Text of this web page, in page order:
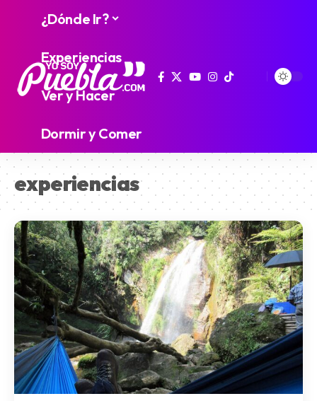
¿Dónde Ir?
Experiencias
Ver y Hacer
Dormir y Comer
experiencias